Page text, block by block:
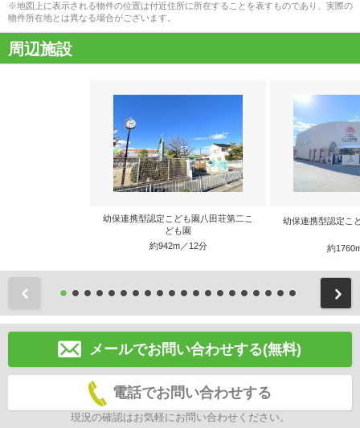
※地図上に表示される物件の位置は付近住所に所在することを表すものであり、実際の
物件所在地とは異なる場合がございます。
周辺施設
幼保連携型認定こども園八田荘第二こ
ども園
約942m／12分
幼保連携型認定こ
約
メールでお問い合わせする(無料)
電話でお問い合わせする
現況の確認はお気軽にお問い合わせください。